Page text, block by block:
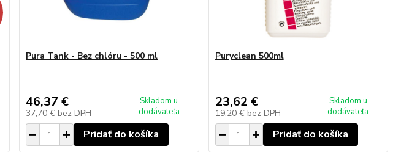
Pura Tank - Bez chlóru - 500 ml
46,37 €
37,70 € bez DPH
Skladom u
dodávateľa
Pridať do košíka
Puryclean 500ml
23,62 €
19,20 € bez DPH
Skladom u
dodávateľa
Pridať do košíka